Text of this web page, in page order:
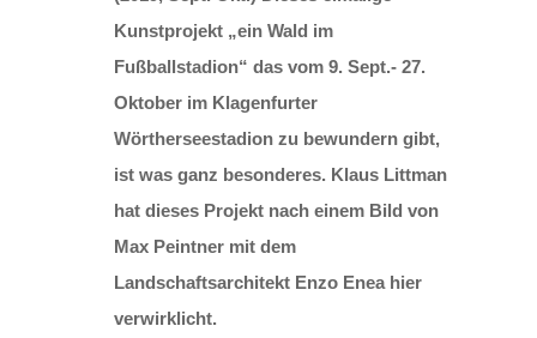
Kunstprojekt „ein Wald im
Fußballstadion“ das vom 9. Sept.- 27.
Oktober im Klagenfurter
Wörtherseestadion zu bewundern gibt,
ist was ganz besonderes. Klaus Littman
hat dieses Projekt nach einem Bild von
Max Peintner mit dem
Landschaftsarchitekt Enzo Enea hier
verwirklicht.